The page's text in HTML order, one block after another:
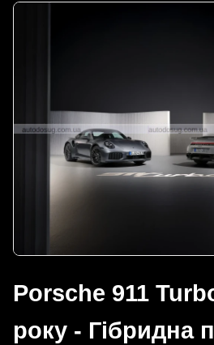
Porsche 911
року - Гібридна